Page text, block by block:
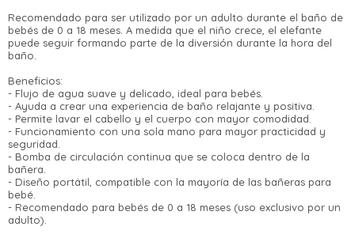
Recomendado para ser utilizado por un adulto durante el baño de
bebés de 0 a 18 meses. A medida que el niño crece, el elefante
puede seguir formando parte de la diversión durante la hora del
baño.
Beneficios:
- Flujo de agua suave y delicado, ideal para bebés.
- Ayuda a crear una experiencia de baño relajante y positiva.
- Permite lavar el cabello y el cuerpo con mayor comodidad.
- Funcionamiento con una sola mano para mayor practicidad y
seguridad.
- Bomba de circulación continua que se coloca dentro de la
bañera.
- Diseño portátil, compatible con la mayoría de las bañeras para
bebé.
- Recomendado para bebés de 0 a 18 meses (uso exclusivo por un
adulto).
Después, hasta en 12
cuotas y sin tocar tu
Cédula de identidad
Fecha de nacimiento
Día Mes Año
Continuar
Estás calificado para comprar usando Pago
Después.
Elegí tus productos preferidos
Elegís Pago Después como metodo
de pago
* sujeto a aprobación crediticia. El monto disponible
puede variar por comercio
Ups!
contactanos en
preguntas@pagodespues.com.uy